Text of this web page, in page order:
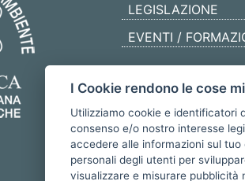
LEGISLAZIONE
EVENTI /
I Cookie rendono le cose
Utilizziamo cookie e identificatori
consenso e/o nostro interesse
accedere alle informazioni sul
personali degli utenti per
visualizzare e misurare